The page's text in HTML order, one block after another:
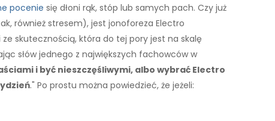
pocenie się dłoni rąk, stóp lub samych pach. Czy już
również stresem), jest jonoforeza Electro
skutecznością, która do tej pory jest na skalę
słów jednego z największych fachowców w
i być nieszczęśliwymi, albo wybrać Electro
." Po prostu można powiedzieć, że jeżeli: